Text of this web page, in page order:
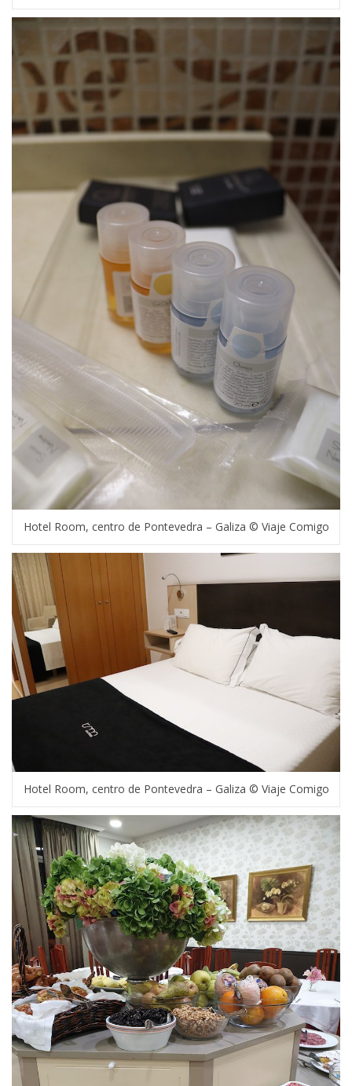
Hotel Room, centro de Pontevedra – Galiza © Viaje Comigo
Hotel Room, centro de Pontevedra – Galiza © Viaje Comigo